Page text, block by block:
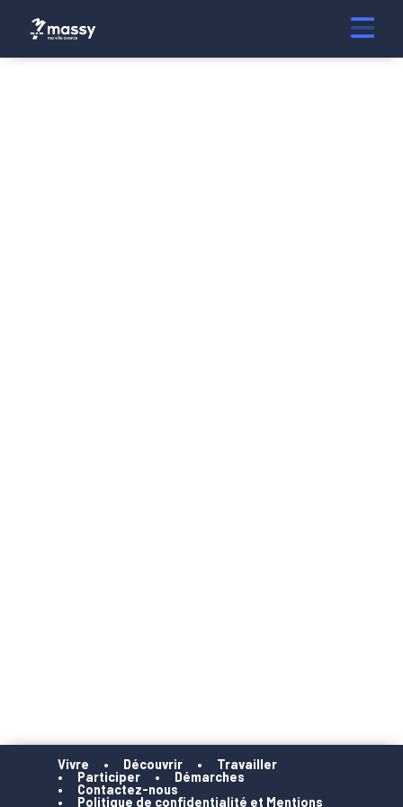
Vivre Découvrir
Travailler
Participer
Démarches
Contactez-nous
Politique de confidentialité et Mentions